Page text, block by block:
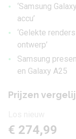
•
‘Samsung
accu’
•
‘Gelekte
ontwerp’
•
Samsung
en Galaxy A25
Prijzen
€ 274,99